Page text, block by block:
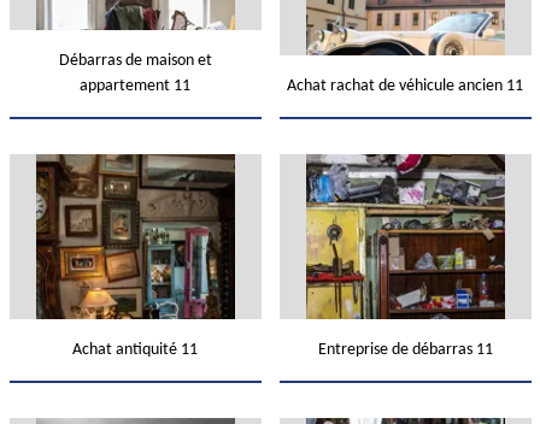
Débarras de maison et
appartement 11
Achat rachat de véhicule ancien 11
Achat antiquité 11 Entreprise de débarras 11